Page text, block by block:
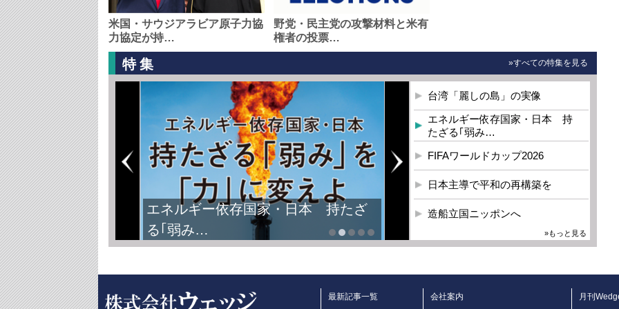
米国・サウジアラビア原子力協
力協定が持…
野党・民主党の攻撃材料と米有
権者の投票…
特集 »すべての特集を見る
エネルギー依存国家・日本 持たざ
る｢弱み…
台湾「麗しの島」の実像
エネルギー依存国家・日本 持
たざる｢弱み…
FIFAワールドカップ2026
日本主導で平和の再構築を
造船立国ニッポンへ
»もっと見る
最新記事一覧
会社案内
月刊